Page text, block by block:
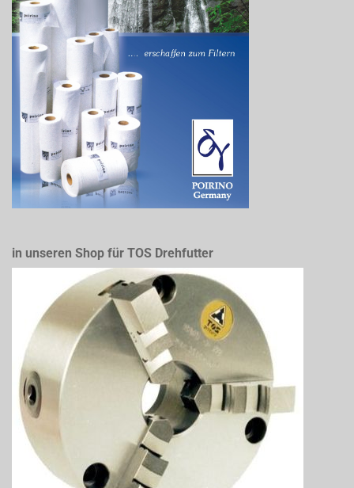
in unseren Shop für TOS Drehfutter